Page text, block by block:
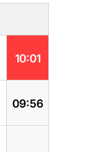
10:01
09:56